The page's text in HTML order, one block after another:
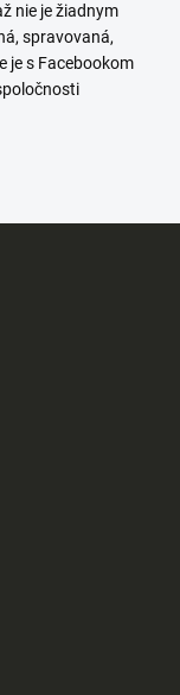
nie je žiadnym
spravovaná,
je s Facebookom